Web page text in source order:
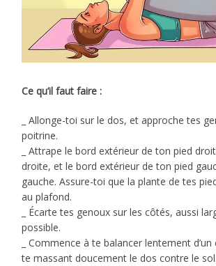
Ce qu’il faut faire :
_ Allonge-toi sur le dos, et approche tes
poitrine.
_ Attrape le bord extérieur de ton pied
droite, et le bord extérieur de ton pied
gauche. Assure-toi que la plante de tes
au plafond.
_ Écarte tes genoux sur les côtés, aussi
possible.
_ Commence à te balancer lentement
te massant doucement le dos contre le sol.